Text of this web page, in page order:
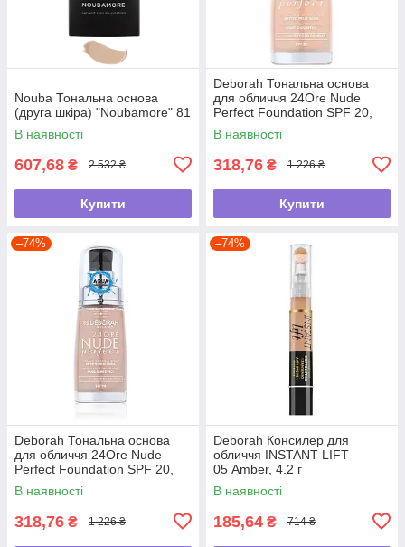
Nouba Тональна основа
(друга шкіра) "Noubamore" 81
В наявності
607,68 ₴ 2 532 ₴
Купити
Deborah Тональна основа
для обличчя 24Ore Nude
Perfect Foundation SPF 20,
0 Fair Rose, 30 мл
В наявності
318,76 ₴ 1 226 ₴
Купити
–74%
Deborah Тональна основа
для обличчя 24Ore Nude
Perfect Foundation SPF 20,
05 Amber, 30 мл
В наявності
318,76 ₴ 1 226 ₴
–74%
Deborah Консилер для
обличчя INSTANT LIFT
05 Amber, 4.2 г
В наявності
185,64 ₴ 714 ₴